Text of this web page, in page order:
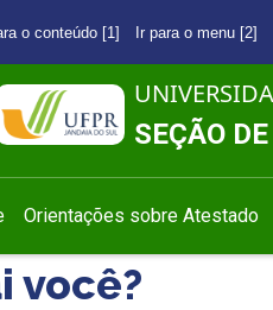
o conteúdo [1] Ir para o menu [2]
SEÇÃO
Orientações sobre Atestado
você?